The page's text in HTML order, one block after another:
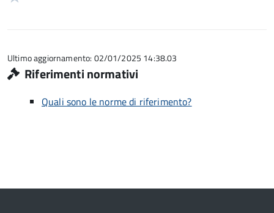
5
Ultimo aggiornamento: 02/01/2025 14:38.03
Riferimenti normativi
Quali sono le norme di riferimento?